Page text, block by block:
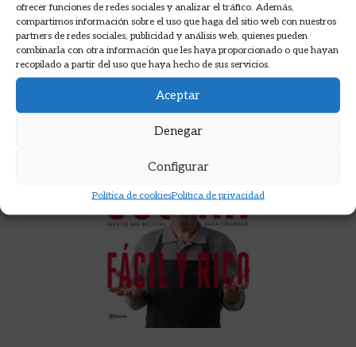
ofrecer funciones de redes sociales y analizar el tráfico. Además,
compartimos información sobre el uso que haga del sitio web con nuestros
partners de redes sociales, publicidad y análisis web, quienes pueden
combinarla con otra información que les haya proporcionado o que hayan
recopilado a partir del uso que haya hecho de sus servicios.
Aceptar
Denegar
Configurar
Política de cookiesPolítica de privacidad